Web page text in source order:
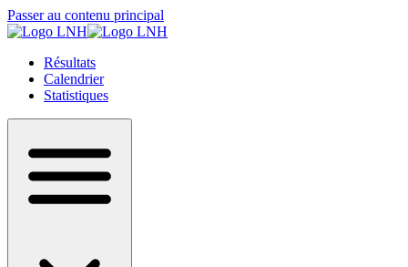
Passer au contenu principal
Résultats
Calendrier
Statistiques